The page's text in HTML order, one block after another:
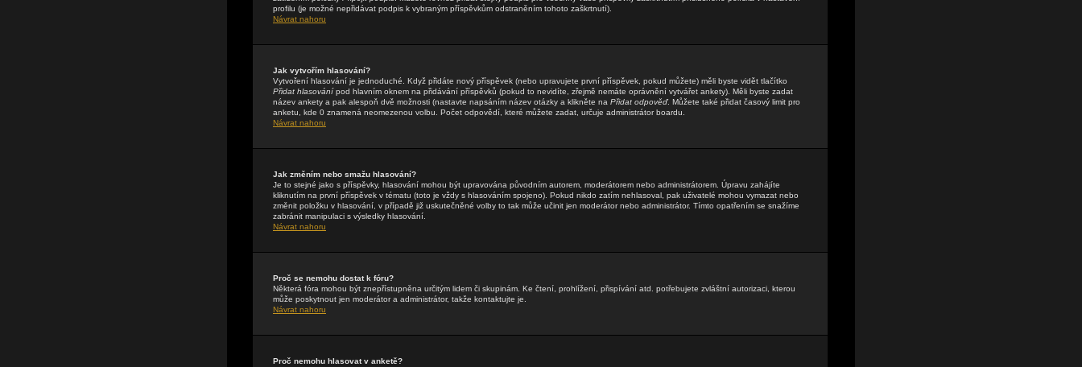
profilu (je možné nepřidávat podpis k vybraným příspěvkům odstraněním tohoto zaškrtnutí).
Návrat nahoru
Jak vytvořím hlasování?
Vytvoření hlasování je jednoduché. Když přidáte nový příspěvek (nebo upravujete první příspěvek, pokud můžete) měli byste vidět tlačítko
Přidat hlasovánípod hlavním oknem na přidávání příspěvků (pokud to nevidíte, zřejmě nemáte oprávnění vytvářet ankety). Měli byste zadat
název ankety a pak alespoň dvě možnosti (nastavte napsáním název otázky a klikněte na Přidat odpověď. Můžete také přidat časový limit pro
anketu, kde 0 znamená neomezenou volbu. Počet odpovědí, které můžete zadat, určuje administrátor boardu.
Návrat nahoru
Jak změním nebo smažu hlasování?
Je to stejné jako s příspěvky, hlasování mohou být upravována původním autorem, moderátorem nebo administrátorem. Úpravu zahájíte
kliknutím na první příspěvek v tématu (toto je vždy s hlasováním spojeno). Pokud nikdo zatím nehlasoval, pak uživatelé mohou vymazat nebo
změnit položku v hlasování, v případě již uskutečněné volby to tak může učinit jen moderátor nebo administrátor. Tímto opatřením se snažíme
zabránit manipulaci s výsledky hlasování.
Návrat nahoru
Proč se nemohu dostat k fóru?
Některá fóra mohou být znepřístupněna určitým lidem či skupinám. Ke čtení, prohlížení, přispívání atd. potřebujete zvláštní autorizaci, kterou
může poskytnout jen moderátor a administrátor, takže kontaktujte je.
Návrat nahoru
Proč nemohu hlasovat v anketě?